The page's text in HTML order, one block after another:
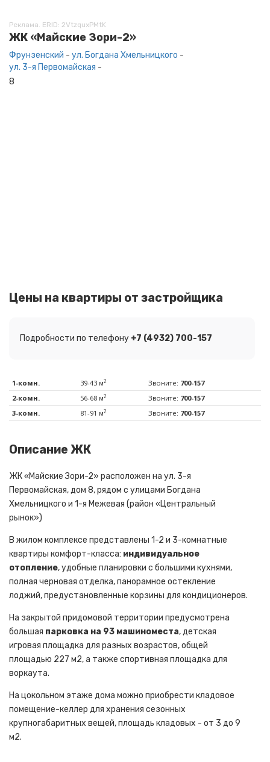
Реклама. ERID: 2VtzquxPMtK
ЖК «Майские Зори-2»
Фрунзенский - ул. Богдана Хмельницкого -
ул. 3-я Первомайская -
8
Цены на квартиры от застройщика
Подробности по телефону +7 (4932) 700-157
1-комн. 39-43 м2 Звоните: 700-157
2-комн.
56-68 м2 Звоните: 700-157
3-комн.
81-91 м2 Звоните: 700-157
Описание ЖК
ЖК «Майские Зори-2» расположен на ул. 3-я
Первомайская, дом 8, рядом с улицами Богдана
Хмельницкого и 1-я Межевая (район «Центральный
рынок»)
В жилом комплексе представлены 1-2 и 3-комнатные
квартиры комфорт-класса: индивидуальное
отопление, удобные планировки с большими кухнями,
полная черновая отделка, панорамное остекление
лоджий, предустановленные корзины для кондиционеров.
На закрытой придомовой территории предусмотрена
большая парковка на 93 машиноместа, детская
игровая площадка для разных возрастов, общей
площадью 227 м2, а также спортивная площадка для
воркаута.
На цокольном этаже дома можно приобрести кладовое
помещение-келлер для хранения сезонных
крупногабаритных вещей, площадь кладовых - от 3 до 9
м2.